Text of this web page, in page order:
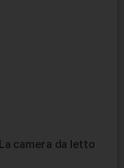
La camera da letto